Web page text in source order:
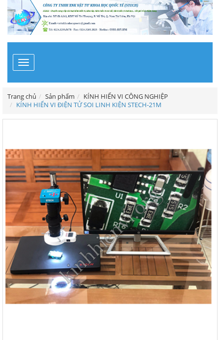
Toggle
navigation
Trang chủ Sản phẩm
KÍNH HIỂN VI CÔNG NGHIỆP
KÍNH HIỂN VI ĐIỆN TỬ SOI LINH KIỆN STECH-21M